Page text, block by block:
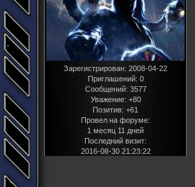
Зарегистрирован: 2008-04-22
Приглашений: 0
Сообщений: 3577
Уважение: +80
Позитив: +61
Провел на форуме:
1 месяц 11 дней
Последний визит:
2016-08-30 21:23:22